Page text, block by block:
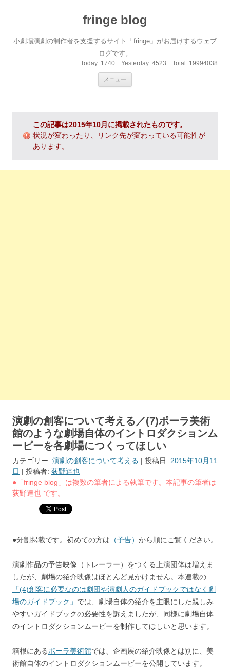
fringe blog
小劇場演劇の制作者を支援するサイト「fringe」がお届けするウェブ
ログです。
Today: 1740 Yesterday: 4523 Total: 19994038
メニュー
この記事は2015年10月に掲載されたものです。
状況が変わったり、リンク先が変わっている可能性が
あります。
演劇の創客について考える／(7)ポーラ美術
館のような劇場自体のイントロダクションム
ービーを各劇場につくってほしい
カテゴリー: 演劇の創客について考える | 投稿日: 2015年10月11
日 | 投稿者: 荻野達也
●「fringe blog」は複数の筆者による執筆です。本記事の筆者は
荻野達也 です。
●分割掲載です。初めての方は （予告） から順にご覧ください。
演劇作品の予告映像（トレーラー）をつくる上演団体は増えま
したが、劇場の紹介映像はほとんど見かけません。本連載の
「(4)創客に必要なのは劇団や演劇人のガイドブックではなく劇
場のガイドブック」 では、劇場自体の紹介を主眼にした親しみ
やすいガイドブックの必要性を訴えましたが、同様に劇場自体
のイントロダクションムービーを制作してほしいと思います。
箱根にあるポーラ美術館では、企画展の紹介映像とは別に、美
術館自体のイントロダクションムービーを公開しています。